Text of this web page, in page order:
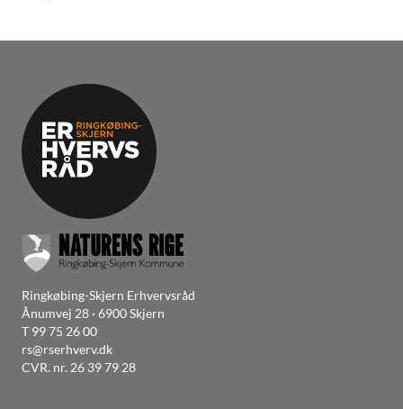
Ringkøbing-Skjern Erhvervsråd
Ånumvej 28 · 6900 Skjern
T 99 75 26 00
rs@rserhverv.dk
CVR. nr. 26 39 79 28